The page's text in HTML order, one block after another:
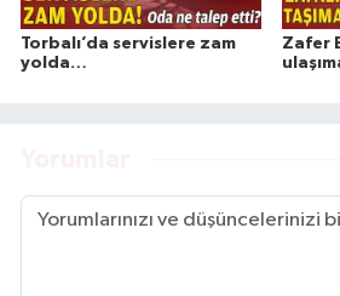
Torbalı’da servislere zam
yolda…
Zafer